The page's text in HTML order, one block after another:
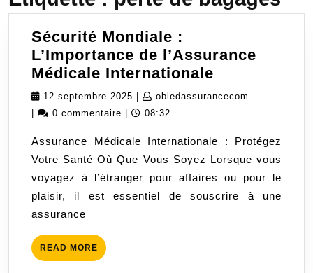
Sécurité Mondiale :
L’Importance de l’Assurance
Médicale Internationale
Mondiale
de
l’Assurance
Médicale
12 septembre 2025 12
septembre
obledassurancecom
0 commentaire 08:32
Assurance Médicale Internationale : Protégez
Votre Santé Où Que Vous Soyez Lorsque vous
voyagez à l’étranger pour affaires ou pour le
plaisir, il est essentiel de souscrire à une
assurance
READ MORE READ
MORE